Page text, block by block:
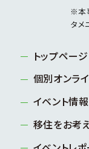
※本
タメ
トップページ
個別オンラ
イベント情報
移住をお考